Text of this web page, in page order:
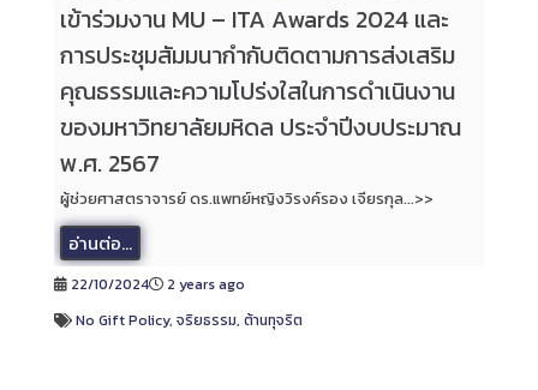
เข้าร่วมงาน MU – ITA Awards 2024 และ
การประชุมสัมมนากำกับติดตามการส่งเสริม
คุณธรรมและความโปร่งใสในการดำเนินงาน
ของมหาวิทยาลัยมหิดล ประจำปีงบประมาณ
พ.ศ. 2567
ผู้ช่วยศาสตราจารย์ ดร.แพทย์หญิงวิรงค์รอง เจียรกุล...>>
อ่านต่อ...
22/10/2024
2 years ago
No Gift Policy, จริยธรรม, ต้านทุจริต